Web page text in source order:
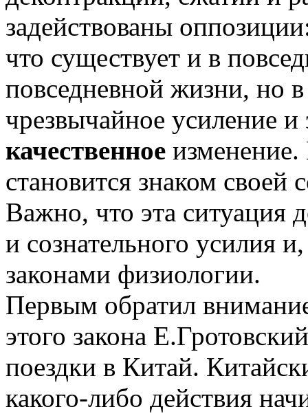
задействованы
что существует и в
повседневной жизни, но в
чрезвычайное усиление
качественное изменение.
становится знаком своей
Важно, что эта ситуация
и сознательного усилия
законами физиологии.
Первым обратил
этого закона
поездки в Китай.
какого-либо действия